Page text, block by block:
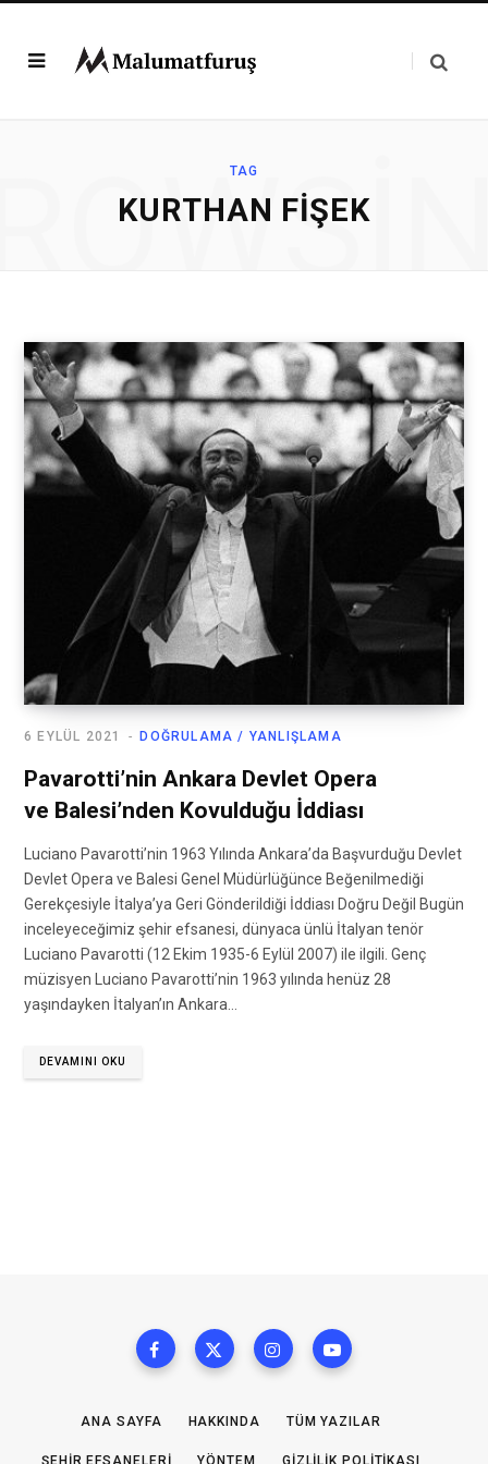
TAG
KURTHAN FIŞEK
DOĞRULAMA / YANLIŞLAMA
6 EYLÜL 2021
Pavarotti’nin Ankara Devlet Opera
ve Balesi’nden Kovulduğu İddiası
Luciano Pavarotti’nin 1963 Yılında Ankara’da Başvurduğu Devlet
Devlet Opera ve Balesi Genel Müdürlüğünce Beğenilmediği
Gerekçesiyle İtalya’ya Geri Gönderildiği İddiası Doğru Değil Bugün
inceleyeceğimiz şehir efsanesi, dünyaca ünlü İtalyan tenör
Luciano Pavarotti (12 Ekim 1935-6 Eylül 2007) ile ilgili. Genç
müzisyen Luciano Pavarotti’nin 1963 yılında henüz 28
yaşındayken İtalyan’ın Ankara…
DEVAMINI OKU
ANA SAYFA HAKKINDA TÜM YAZILAR
ŞEHIR EFSANELERI YÖNTEM GIZLILIK POLITIKASI